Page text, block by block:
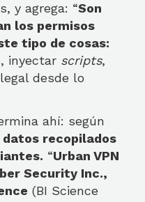
y agrega: “Son
los permisos
tipo de cosas:
inyectar scripts,
desde lo
ahí: según
recopilados
“Urban VPN
​​Security Inc.,
(BI Science